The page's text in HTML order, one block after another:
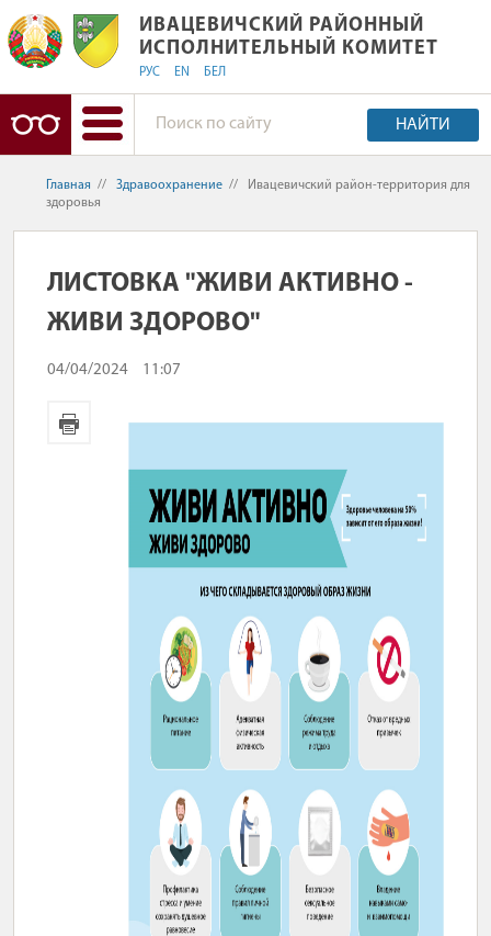
ИВАЦЕВИЧСКИЙ РАЙОННЫЙ
ИВАЦЕВИЧСКИЙ РАЙОННЫЙ
ИСПОЛНИТЕЛЬНЫЙ КОМИТЕТ
РУС EN БЕЛ
НАЙТИ
Главная // Здравоохранение //
Ивацевичский район-территория для
здоровья
ЛИСТОВКА "ЖИВИ АКТИВНО -
ЖИВИ ЗДОРОВО"
04/04/2024 11:07